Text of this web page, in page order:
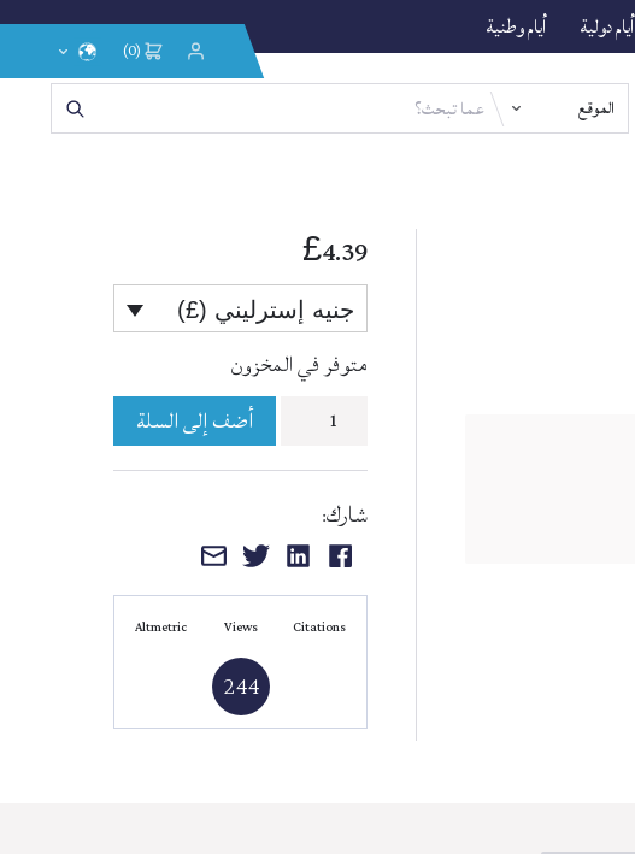
أيام دولية أيام وطنية
تسجيل
الدخول
(0)
إختر
اللغة
£4.39
جنيه إسترليني (£)
متوفر في المخزون
أضف إلى السلة
شارك:
Citations
Views
244
Altmetric